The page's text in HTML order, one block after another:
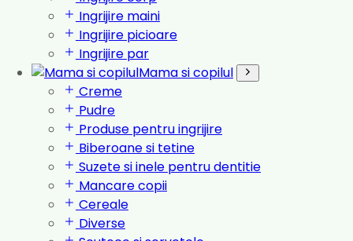
Ingrijire maini
Ingrijire picioare
Ingrijire par
Mama si copilul
Creme
Pudre
Produse pentru ingrijire
Biberoane si tetine
Suzete si inele pentru dentitie
Mancare copii
Cereale
Diverse